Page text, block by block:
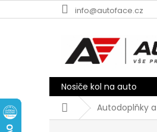
na
info@autoface.cz
Nosiče kol na auto
DomůAutodoplňky